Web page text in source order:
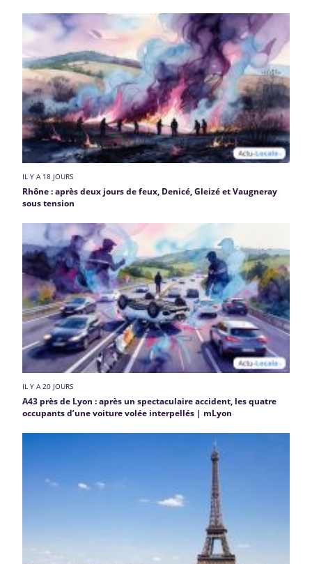
IL Y A 18 JOURS
Rhône : après deux jours de feux, Denicé, Gleizé et Vaugneray
sous tension
IL Y A 20 JOURS
A43 près de Lyon : après un spectaculaire accident, les quatre
occupants d’une voiture volée interpellés | mLyon